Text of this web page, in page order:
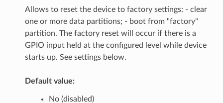
Allows to reset the device to factory settings: - clear
one or more data partitions; - boot from "factory"
partition. The factory reset will occur if there is a
GPIO input held at the configured level while device
starts up. See settings below.
Default value:
No (disabled)